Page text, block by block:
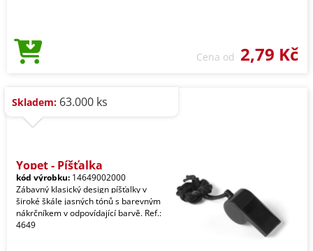
Cena od 2,79 Kč
Skladem: 63.000 ks
Yopet - Píšťalka
kód výrobku: 14649002000
Zábavný klasický design píšťalky v
široké škále jasných tónů s barevným
nákrčníkem v odpovídající barvě. Ref.:
4649